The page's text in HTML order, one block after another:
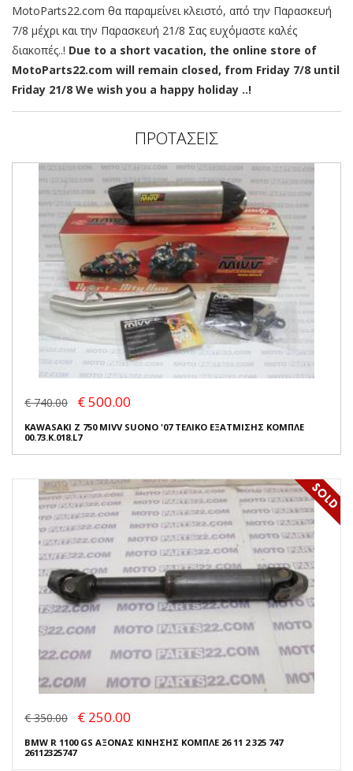
MotoParts22.com θα παραμείνει κλειστό, από την Παρασκευή
7/8 μέχρι και την Παρασκευή 21/8 Σας ευχόμαστε καλές
διακοπές..! Due to a short vacation, the online store of
MotoParts22.com will remain closed, from Friday 7/8 until
Friday 21/8 We wish you a happy holiday ..!
ΠΡΟΤΑΣΕΙΣ
€ 740.00 € 500.00
KAWASAKI Z 750 MIVV SUONO '07 ΤΕΛΙΚΟ ΕΞΑΤΜΙΣΗΣ ΚΟΜΠΛΕ
00.73.K.018.L7
€ 350.00 € 250.00
BMW R 1100 GS ΑΞΟΝΑΣ ΚΙΝΗΣΗΣ ΚΟΜΠΛΕ 26 11 2 325 747
26112325747